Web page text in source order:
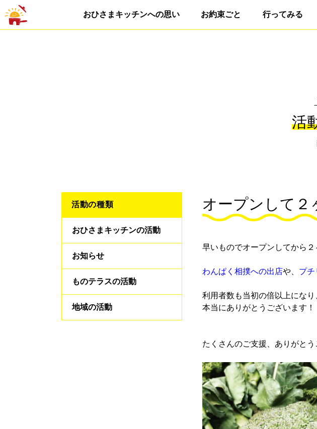
おひさまキッチンへの思い お約束ごと 行ってみる
活
活動の種類
おひさまキッチンの活動
お知らせ
ものテラスの活動
地域の活動
オープンして２
早いものでオープンしてから２
わんぱく相撲への出店や、 プチ
利用者数も当初の倍以上にな
本当にありがとうございます！
たくさんのご支援、ありがとう